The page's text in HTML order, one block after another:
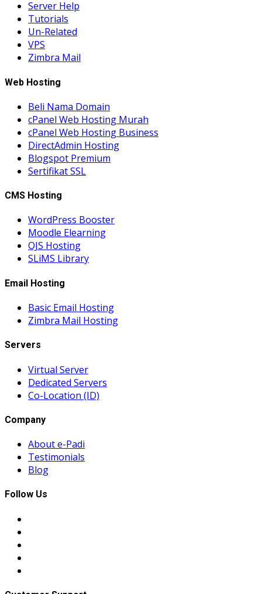
Server Help
Tutorials
Un-Related
VPS
Zimbra Mail
Web Hosting
Beli Nama Domain
cPanel Web Hosting Murah
cPanel Web Hosting Business
DirectAdmin Hosting
Blogspot Premium
Sertifikat SSL
CMS Hosting
WordPress Booster
Moodle Elearning
OJS Hosting
SLiMS Library
Email Hosting
Basic Email Hosting
Zimbra Mail Hosting
Servers
Virtual Server
Dedicated Servers
Co-Location (ID)
Company
About e-Padi
Testimonials
Blog
Follow Us